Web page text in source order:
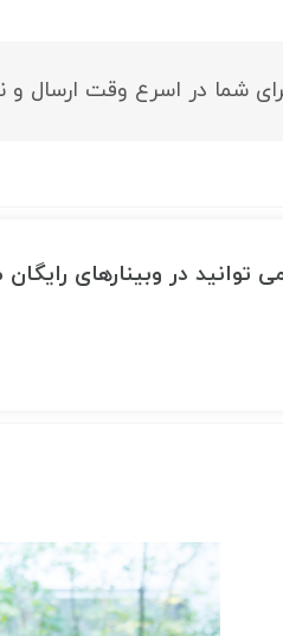
شما در اسرع وقت ارسال
توانید در وبینارهای